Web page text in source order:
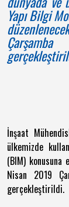
Yapı Bilgi
İnşaat
ülkemizde
(BIM) konusuna
Nisan 2019
gerçekleştirildi.